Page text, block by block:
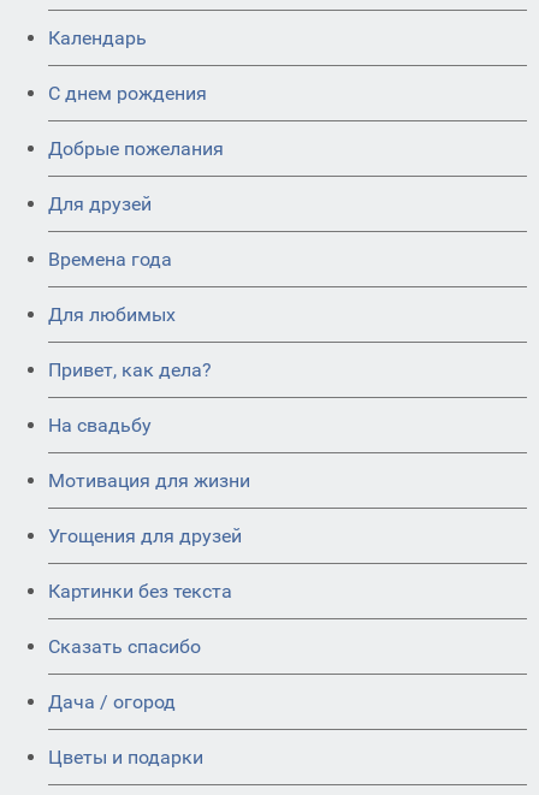
Календарь
C днем рождения
Добрые пожелания
Для друзей
Времена года
Для любимых
Привет, как дела?
На свадьбу
Мотивация для жизни
Угощения для друзей
Картинки без текста
Сказать спасибо
Дача / огород
Цветы и подарки